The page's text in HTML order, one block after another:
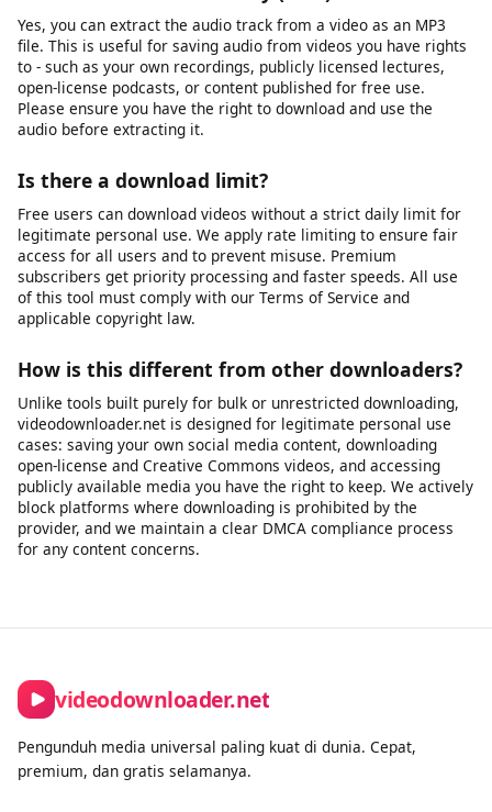
may have been removed or made private, your internet
connection may be unstable, the file may be too large for your
device's storage, or the platform may have changed its URL
structure. We recommend first verifying that the video URL still
works in your browser. If it does, try copying the URL again and
submitting it fresh. If problems persist, our platform may be
have implemented new restrictions that we are working to
Can I download audio only (MP3)?
Yes, you can extract the audio track from a video as an MP3
file. This is useful for saving audio from videos you have rights
to - such as your own recordings, publicly licensed lectures,
Please ensure you have the right to download and use the
audio before extracting it.
Is there a download limit?
Free users can download videos without a strict daily limit for
legitimate personal use. We apply rate limiting to ensure fair
access for all users and to prevent misuse. Premium
subscribers get priority processing and faster speeds. All use
of this tool must comply with our Terms of Service and
videodownloader.net is designed for legitimate personal use
cases: saving your own social media content, downloading
open-license and Creative Commons videos, and accessing
publicly available media you have the right to keep. We actively
block platforms where downloading is prohibited by the